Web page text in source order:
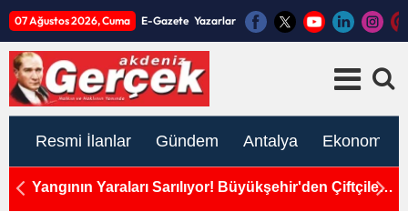
07 Ağustos 2026, Cuma E-Gazete Yazarlar
Resmi İlanlar Gündem Antalya Ekonomi
Yangının Yaraları Sarılıyor! Büyükşehir'den Çiftçilere